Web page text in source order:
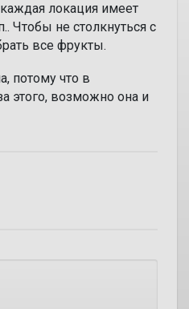
локация имеет
Чтобы не столкнуться с
все фрукты.
потому что в
этого, возможно она и